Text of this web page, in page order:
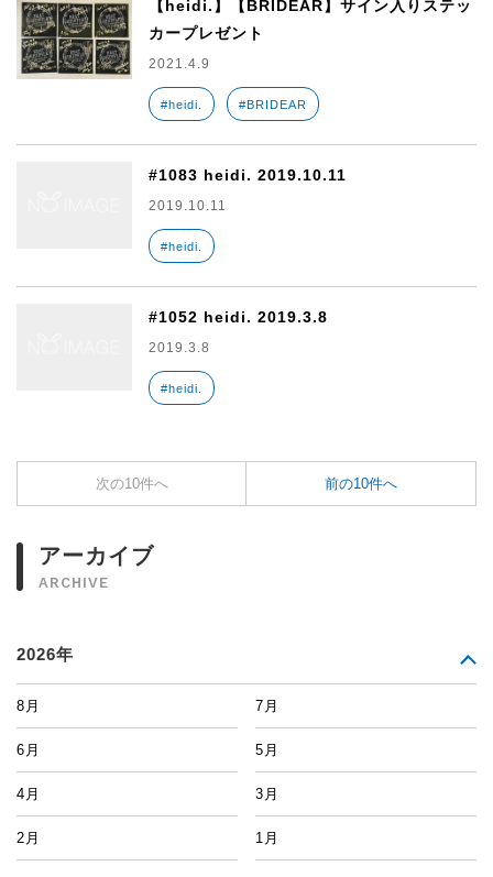
【heidi.】【BRIDEAR】サイン入りステッ
カープレゼント
2021.4.9
#heidi. #BRIDEAR
#1083 heidi. 2019.10.11
2019.10.11
#heidi.
#1052 heidi. 2019.3.8
2019.3.8
#heidi.
次の10件へ 前の10件へ
アーカイブ
ARCHIVE
2026年
8月 7月
6月 5月
4月 3月
2月 1月